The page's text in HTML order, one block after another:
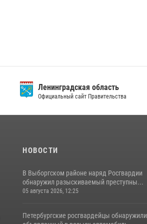
Ленинградская область
Официальный сайт Правительства
НОВОСТИ
В Выборгском районе наряд Росгвардии
обнаружил разыскиваемый преступны...
05 августа 2026, 12:25
Петербургские росгвардейцы обнаружили